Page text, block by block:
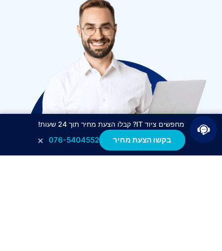
מחפשים ציוד IT? קבלו הצעת מחיר תוך 24 שעות!
בקשו הצעת מחיר 076-5404552
×